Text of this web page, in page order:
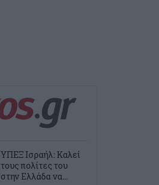
ΥΠΕΞ Ισραήλ: Καλεί
τους πολίτες του
στην Ελλάδα να...